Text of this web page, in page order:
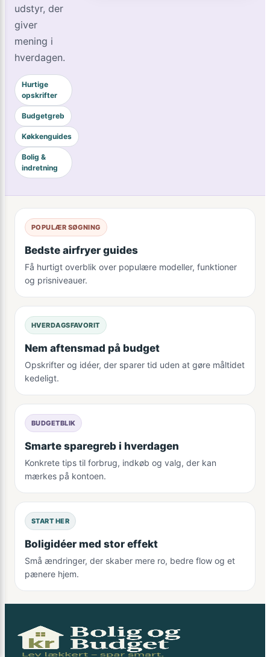
udstyr, der
giver
mening i
hverdagen.
Hurtige
opskrifter
Budgetgreb
Køkkenguides
Bolig &
indretning
POPULÆR SØGNING
Bedste airfryer guides
Få hurtigt overblik over populære modeller, funktioner
og prisniveauer.
HVERDAGSFAVORIT
Nem aftensmad på budget
Opskrifter og idéer, der sparer tid uden at gøre måltidet
kedeligt.
BUDGETBLIK
Smarte sparegreb i hverdagen
Konkrete tips til forbrug, indkøb og valg, der kan
mærkes på kontoen.
START HER
Boligidéer med stor effekt
Små ændringer, der skaber mere ro, bedre flow og et
pænere hjem.